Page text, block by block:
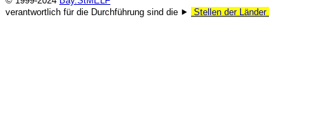
verantwortlich für die Durchführung sind die ⯈
Stellen der Länder